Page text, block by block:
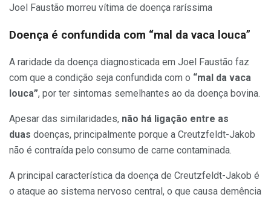
Joel Faustão morreu vítima de doença raríssima
Doença é confundida com “mal da vaca louca”
A raridade da doença diagnosticada em Joel Faustão faz
com que a condição seja confundida com o “mal da vaca
louca”, por ter sintomas semelhantes ao da doença bovina.
Apesar das similaridades, não há ligação entre as
duas doenças, principalmente porque a Creutzfeldt-Jakob
não é contraída pelo consumo de carne contaminada.
A principal característica da doença de Creutzfeldt-Jakob é
o ataque ao sistema nervoso central, o que causa demência